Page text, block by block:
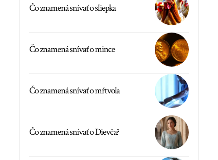
Čo znamená snívať o sliepka
Čo znamená snívať o mince
Čo znamená snívať o mŕtvola
Čo znamená snívať o Dievča?